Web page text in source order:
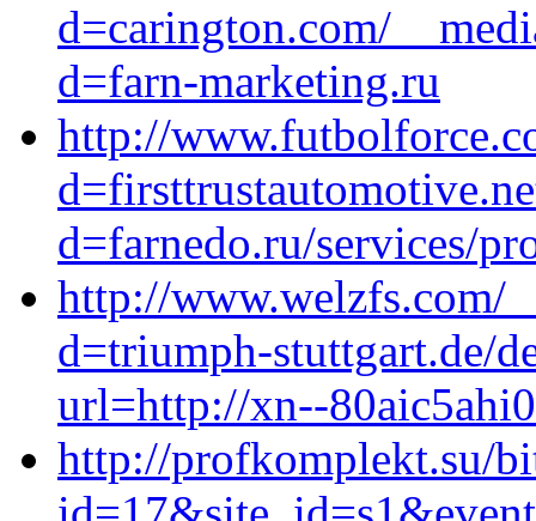
d=carington.com/
d=farn-marketing.ru
http://
d=farnedo.ru/services/
http://www.welzfs.com/
d=triumph-stuttgart.de/
url=http://xn--
http://profkomplekt.su/